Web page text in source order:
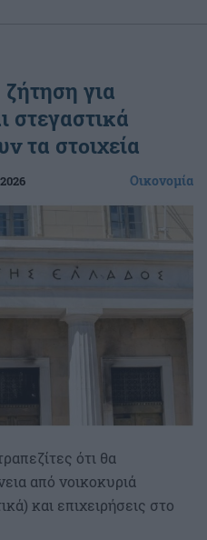
για
στεγαστικά
τα στοιχεία
Οικονομία
ότι θα
από νοικοκυριά
και επιχειρήσεις στο